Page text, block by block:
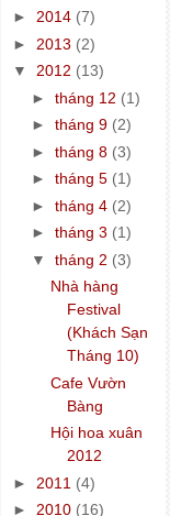
►2014 (7)
► 2013 (2)
▼2012 (13)
►tháng 12 (1)
►tháng 9 (2)
►tháng 8 (3)
►tháng 5 (1)
►tháng 4 (2)
►tháng 3 (1)
▼tháng 2 (3)
Nhà hàng
Festival
(Khách Sạn
Tháng 10)
Cafe Vườn
Bàng
Hội hoa xuân
2012
► 2011 (4)
►2010 (16)